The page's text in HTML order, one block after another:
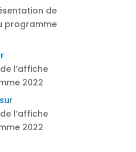
de
programme
l’affiche
2022
sur
l’affiche
2022